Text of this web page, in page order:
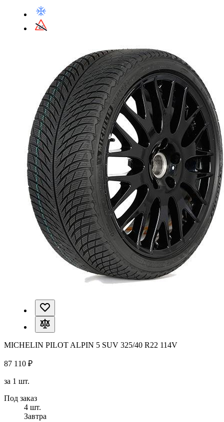
MICHELIN PILOT ALPIN 5 SUV 325/40 R22 114V
87 110 ₽
за 1 шт.
Под заказ
4 шт.
Завтра